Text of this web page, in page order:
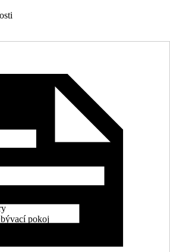
pokoj